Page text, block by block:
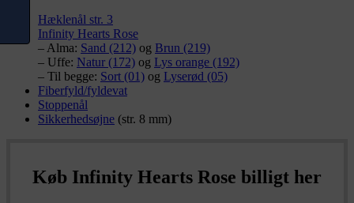
Hæklenål str. 3
Infinity Hearts Rose
– Alma: Sand (212) og Brun (219)
– Uffe: Natur (172) og Lys orange (192)
– Til begge: Sort (01) og Lyserød (05)
Fiberfyld/fyldevat
Stoppenål
Sikkerhedsøjne (str. 8 mm)
Køb Infinity Hearts Rose billigt her